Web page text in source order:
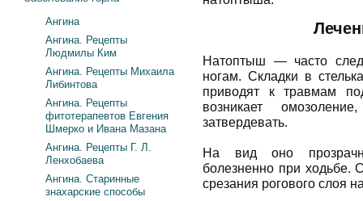
Натоптыш — часто
ногам. Складки в
приводят к травмам
возникает
затвердевать.
На вид оно
болезненно при ходьбе.
срезания рогового слоя
Ангина
Ангина. Рецепты
Людмилы Ким
Ангина. Рецепты Михаила
Либинтова
Ангина. Рецепты
фитотерапевтов Евгения
Шмерко и Ивана Мазана
Ангина. Рецепты Г. Л.
Ленхобаева
Ангина. Старинные
знахарские способы